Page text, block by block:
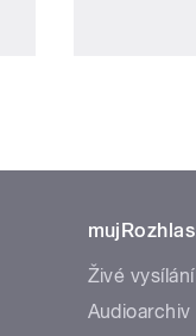
mujRozhlas
Živé vysílání
Audioarchiv